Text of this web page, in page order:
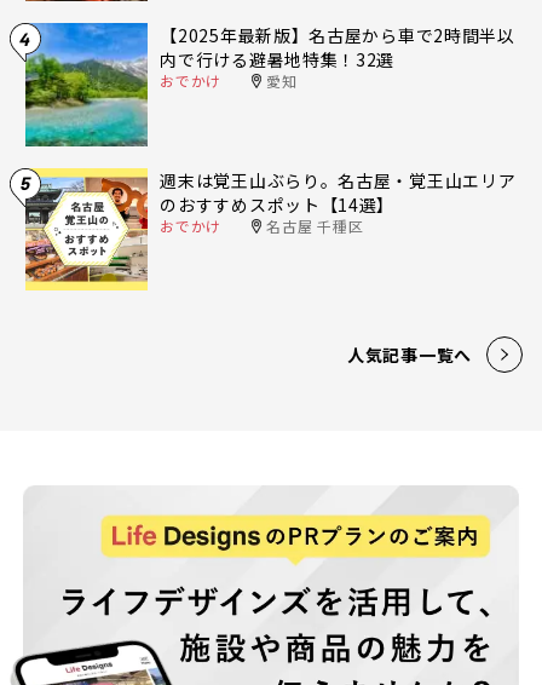
4
【2025年最新版】名古屋から車で2時間半以
内で行ける避暑地特集！32選
おでかけ 愛知
5
週末は覚王山ぶらり。名古屋・覚王山エリア
のおすすめスポット【14選】
おでかけ 名古屋 千種区
人気記事一覧へ